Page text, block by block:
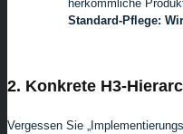
herkömmliche
Standard-Pflege:
2. Konkrete H3-
Vergessen Sie